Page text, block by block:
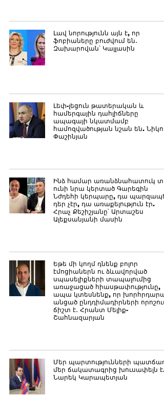
Լավ նորությունն այն է, որ
ֆոբիաները բուժվում են․
Զախարովան՝ Կալլասին
Լեփ-լեցուն թատերական և
համերգային դահլիճները
ապագայի նկատմամբ
համոզվածության նշան են. Նիկոլ
Փաշինյան
Ինձ համար առանձնահատուկ
ունի նրա կերտած Գարեգին
Նժդեհի կերպարը, դա
դեր չէր, դա առաքելություն էր.
Հրաչ Քեշիշյանը՝ Արտաշես
Ալեքսանյանի մասին
Եթե մի կողմ դնենք բոլոր
էմոցիաներն ու ձևավորված
սպասելիքների տապալումից
առաջացած հիասթափությունը,
ապա կտեսնենք, որ
անցած ընդդիմադիրների
ճիշտ է․ Հրանտ Մելիք-
Շահնազարյան
Մեր պարտությունների
մեր ճակատագրից խուսափելն է.
Նարեկ Կարապետյան